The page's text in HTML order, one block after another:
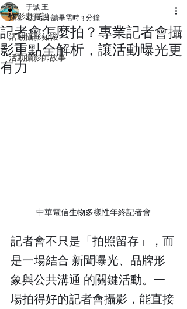
攝影老實說
活動攝影知識
活動攝影師故事
記者會怎麼拍？專業記者會攝
影重點全解析，讓活動曝光更
有力
于誠 王
2月25日讀畢需時 3 分鐘
中華電信生物多樣性年終記者會
記者會不只是「拍照留存」，而
是一場結合 新聞曝光、品牌形
象與公共溝通 的關鍵活動。一
場拍得好的記者會攝影，能直接